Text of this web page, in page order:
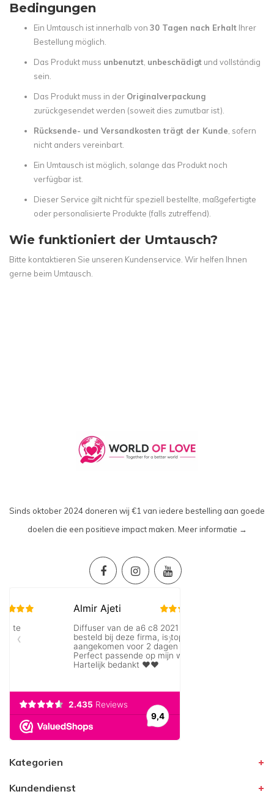
Bedingungen
Ein Umtausch ist innerhalb von 30 Tagen nach Erhalt Ihrer
Bestellung möglich.
Das Produkt muss unbenutzt unbeschädigt und vollständig
sein.
Das Produkt muss in der Originalverpackung
zurückgesendet werden (soweit dies zumutbar ist).
Rücksende- und Versandkosten trägt der Kunde , sofern
nicht anders vereinbart.
Ein Umtausch ist möglich, solange das Produkt noch
verfügbar ist.
Dieser Service gilt nicht für speziell bestellte, maßgefertigte
oder personalisierte Produkte (falls zutreffend).
Wie funktioniert der Umtausch?
Bitte kontaktieren Sie unseren Kundenservice. Wir helfen Ihnen
gerne beim Umtausch.
Sinds oktober 2024 doneren wij €1 van iedere bestelling aan goede
doelen die een positieve impact maken. Meer informatie →
Kategorien
Kundendienst